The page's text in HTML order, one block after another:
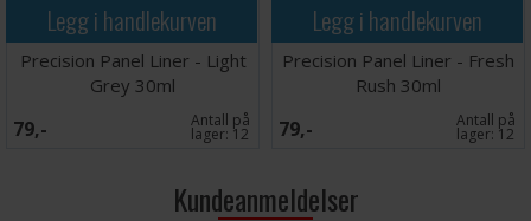
Legg i handlekurven
Precision Panel Liner - Light
Grey 30ml
79,- Antall på
lager: 12
Legg i handlekurven
Precision Panel Liner - Fresh
Rush 30ml
79,- Antall på
lager: 12
Kundeanmeldelser